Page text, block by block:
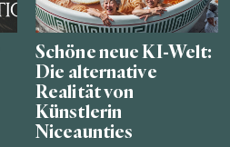
Schöne neue KI-Welt:
Die alternative
Realität von
Künstlerin
Niceaunties